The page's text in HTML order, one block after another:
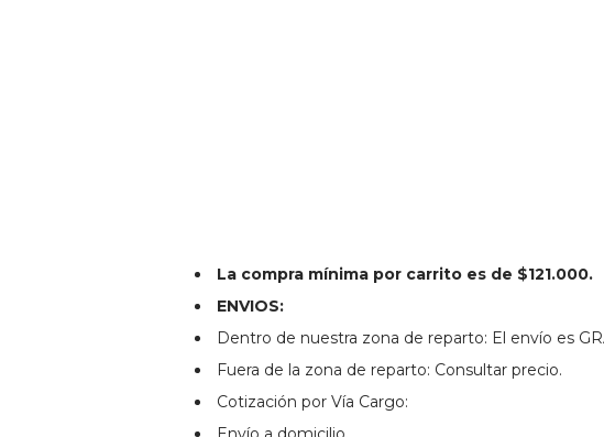
La compra mínima por carrito es de $121.000.
ENVIOS:
Dentro de nuestra zona de reparto: El envío es
Fuera de la zona de reparto: Consultar precio.
Cotización por Vía Cargo: